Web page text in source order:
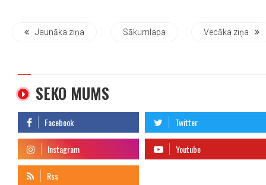
Jaunāka ziņa Sākumlapa Vecāka ziņa
SEKO MUMS